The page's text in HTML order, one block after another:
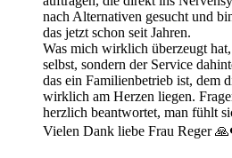
nach Alternativen gesucht und
das jetzt schon seit Jahren.
Was mich wirklich überzeugt
selbst, sondern der Service
das ein Familienbetrieb ist, dem
wirklich am Herzen liegen.
herzlich beantwortet, man fühlt
Vielen Dank liebe Frau Reger